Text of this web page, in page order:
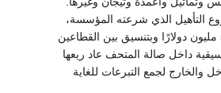
من مشروع التأهيل الذي شرعته المؤسسة،
انتهى العمل وأعيد فتح الطابقين الأرضي والأول بعد 6 أعوام من العمل المتواصل بتكلفة وصلت إلى 5,500 مليون دولارًا وبتنسيق بين القطاعين
داخل صالة المتحف عاد ريعها
لجمع التبرعات للغاية